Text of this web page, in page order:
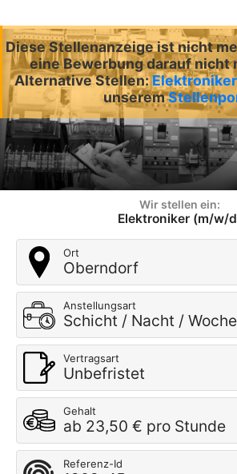
Diese Stellenanzeige ist nicht
eine Bewerbung darauf nicht
Alternative Stellen:
unserem
Wir stellen ein:
Elektroniker (m/w/
Ort
Oberndorf
Anstellungsart
Schicht / Nacht /
Vertragsart
Unbefristet
Gehalt
ab 23,50 € pro Stunde
Referenz-Id